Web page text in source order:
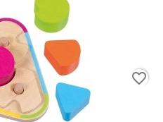
favorite_border